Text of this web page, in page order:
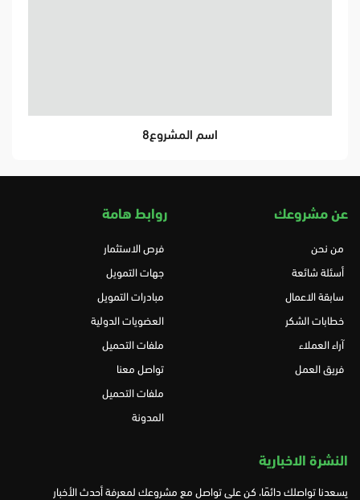
اسم المشروع8
عن مشروعك
من نحن
أسئلة شائعة
سابقة الاعمال
خطابات الشكر
آراء العملاء
فريق العمل
روابط هامة
فرص الاستثمار
جهات التمويل
مبادرات التمويل
العضويات الدولية
ملفات التحميل
تواصل معنا
ملفات التحميل
المدونة
النشرة الاخبارية
يسعدنا تواصلك دائمًا، كن على تواصل مع مشروعك لمعرفة أحدث الأخبار